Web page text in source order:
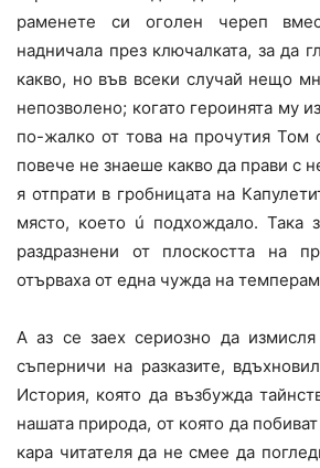
раменете си оголен череп
надничала през ключалката, за да
какво, но във всеки случай нещо
непозволено; когато героинята му
по-жалко от това на прочутия Том
повече не знаеше какво да прави с
я отпрати в гробницата на
място, което ú подхождало. Така
раздразнени от плоскостта на
отърваха от една чужда на
А аз се заех сериозно да
съперничи на разказите,
История, която да възбужда
нашата природа, от която да
кара читателя да не смее да